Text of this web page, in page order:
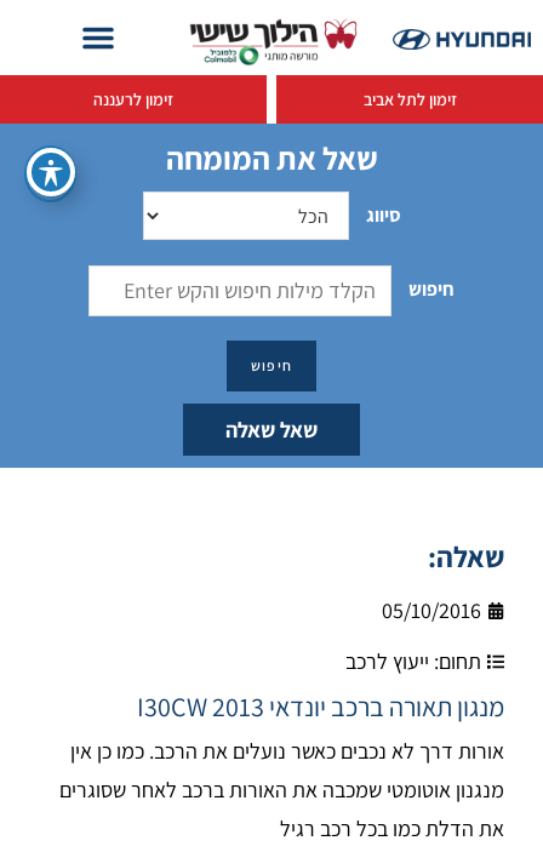
זימון לתל אביב זימון לרעננה
שאל את המומחה
סיווג
חיפוש
שאל שאלה
שאלה:
05/10/2016
תחום: ייעוץ לרכב
מנגון תאורה ברכב יונדאי I30CW 2013
אורות דרך לא נכבים כאשר נועלים את הרכב. כמו כן אין
מנגנון אוטומטי שמכבה את האורות ברכב לאחר שסוגרים
את הדלת כמו בכל רכב רגיל